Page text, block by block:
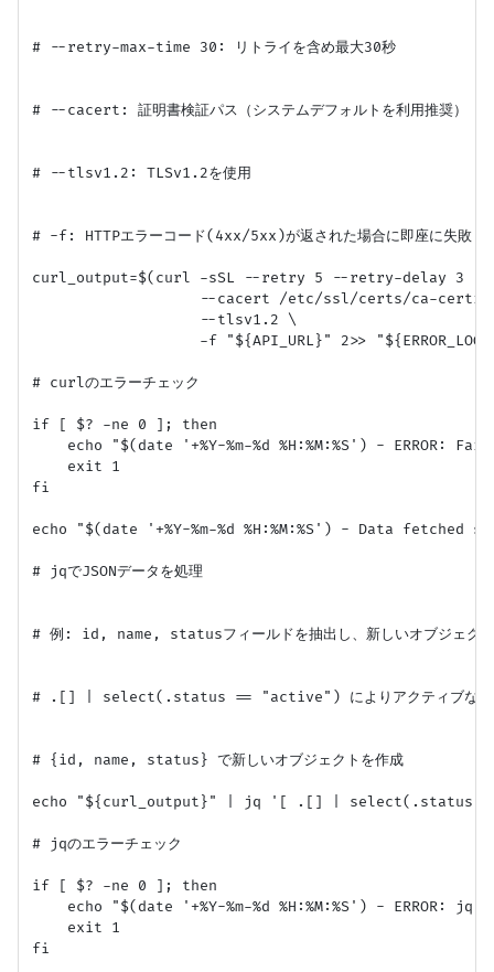
# --retry-max-time 30: リトライを含め最大30秒
# --cacert: 証明書検証パス（システムデフォルトを利用推奨）
# --tlsv1.2: TLSv1.2を使用
# -f: HTTPエラーコード(4xx/5xx)が返された場合に即座に失敗
curl_output=$(curl -sSL --retry 5 --retry-delay 3 --
--cacert /etc/ssl/certs/ca-
                   --tlsv1.2 \
-f "${API_URL}" 2>>
# curlのエラーチェック
if [ $? -ne 0 ]; then
echo "$(date '+%Y-%m-%d %H:%M:%S') - ERROR:
    exit 1
fi
echo "$(date '+%Y-%m-%d %H:%M:%S') - Data
# jqでJSONデータを処理
# 例: id, name, statusフィールドを抽出し、新しいオブジェクト
# .[] | select(.status == "active") によりアクティブなデー
# {id, name, status} で新しいオブジェクトを作成
echo "${curl_output}" | jq '[ .[] | select(.status ==
# jqのエラーチェック
if [ $? -ne 0 ]; then
echo "$(date '+%Y-%m-%d %H:%M:%S') - ERROR: jq
    exit 1
fi